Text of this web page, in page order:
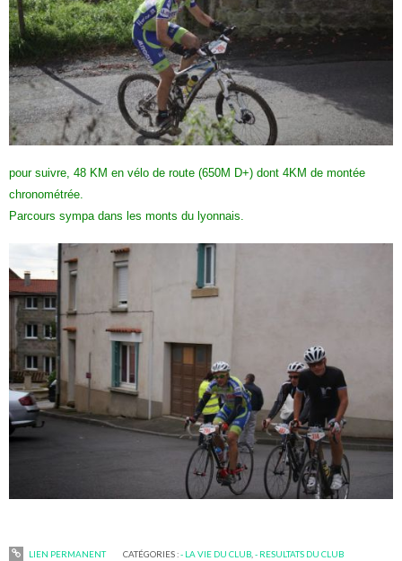
pour suivre, 48 KM en vélo de route (650M D+) dont 4KM de montée
chronométrée.
Parcours sympa dans les monts du lyonnais.
LIEN PERMANENT CATÉGORIES :- LA VIE DU CLUB, - RESULTATS DU CLUB